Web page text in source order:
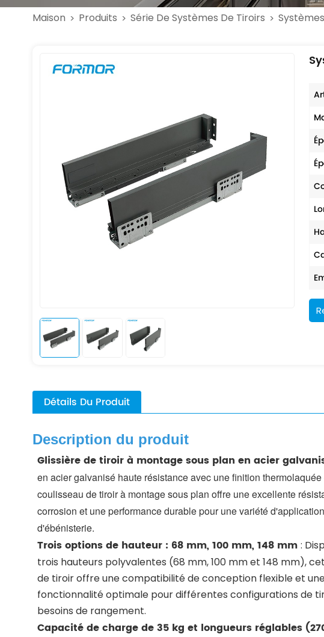
Maison > Produits > Série De Systèmes De Tiroirs >
Détails Du Produit
Description du produit
Glissière de tiroir à montage sous plan en acier
en acier galvanisé haute résistance avec une finition
coulisseau de tiroir à montage sous plan offre une excellente
corrosion et une performance durable pour une variété
d'ébénisterie.
Trois options de hauteur : 68 mm, 100 mm, 148 mm :
trois hauteurs polyvalentes (68 mm, 100 mm et 148 mm),
de tiroir offre une compatibilité de conception flexible et
fonctionnalité optimale pour différentes configurations de
besoins de rangement.
Capacité de charge de 35 kg et longueurs réglables